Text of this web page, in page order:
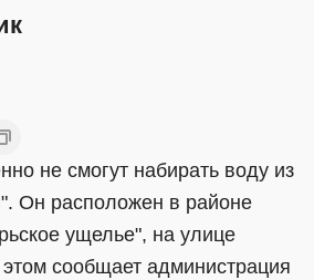
не смогут набирать воду из
Он расположен в районе
ущелье", на улице
сообщает администрация